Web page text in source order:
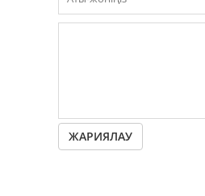
ЖАРИЯЛАУ